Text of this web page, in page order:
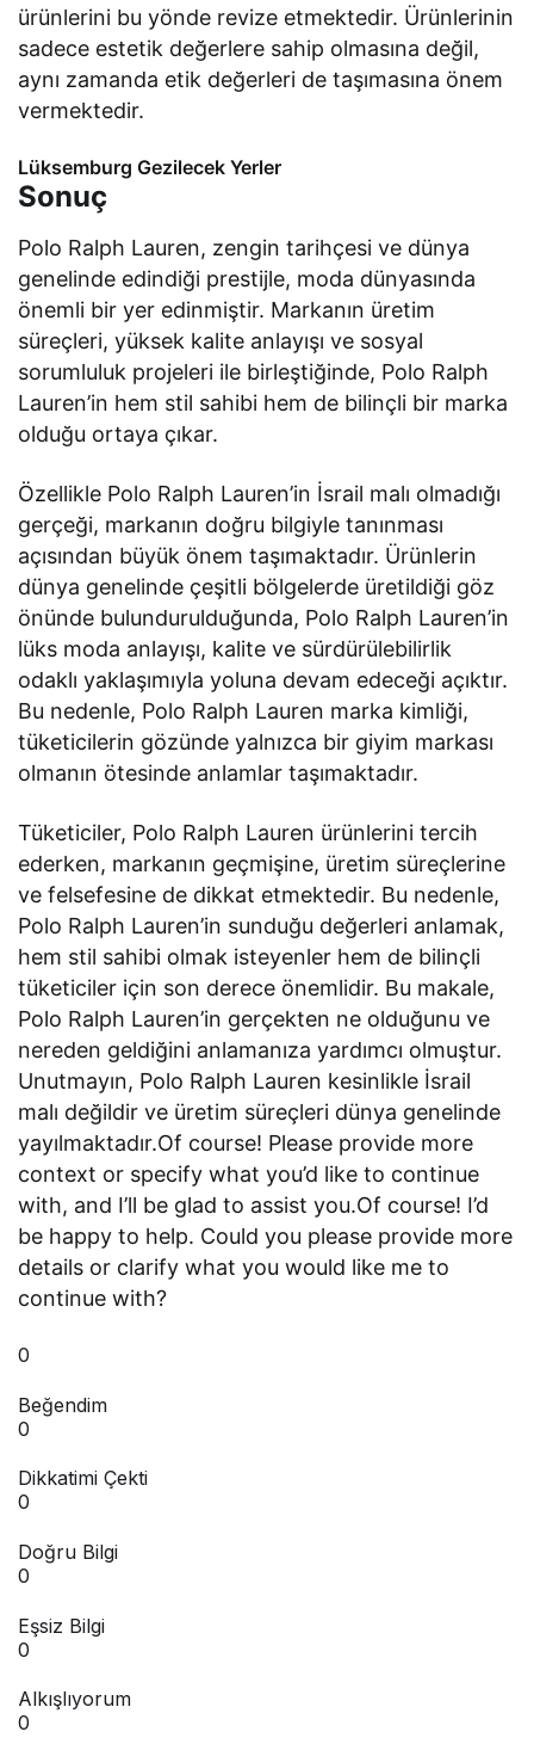
ürünlerini bu yönde revize etmektedir. Ürünlerinin
sadece estetik değerlere sahip olmasına değil,
aynı zamanda etik değerleri de taşımasına önem
vermektedir.
Lüksemburg Gezilecek Yerler
Sonuç
Polo Ralph Lauren, zengin tarihçesi ve dünya
genelinde edindiği prestijle, moda dünyasında
önemli bir yer edinmiştir. Markanın üretim
süreçleri, yüksek kalite anlayışı ve sosyal
sorumluluk projeleri ile birleştiğinde, Polo Ralph
Lauren’in hem stil sahibi hem de bilinçli bir marka
olduğu ortaya çıkar.
Özellikle Polo Ralph Lauren’in İsrail malı olmadığı
gerçeği, markanın doğru bilgiyle tanınması
açısından büyük önem taşımaktadır. Ürünlerin
dünya genelinde çeşitli bölgelerde üretildiği göz
önünde bulundurulduğunda, Polo Ralph Lauren’in
lüks moda anlayışı, kalite ve sürdürülebilirlik
odaklı yaklaşımıyla yoluna devam edeceği açıktır.
Bu nedenle, Polo Ralph Lauren marka kimliği,
tüketicilerin gözünde yalnızca bir giyim markası
olmanın ötesinde anlamlar taşımaktadır.
Tüketiciler, Polo Ralph Lauren ürünlerini tercih
ederken, markanın geçmişine, üretim süreçlerine
ve felsefesine de dikkat etmektedir. Bu nedenle,
Polo Ralph Lauren’in sunduğu değerleri anlamak,
hem stil sahibi olmak isteyenler hem de bilinçli
tüketiciler için son derece önemlidir. Bu makale,
Polo Ralph Lauren’in gerçekten ne olduğunu ve
nereden geldiğini anlamanıza yardımcı olmuştur.
Unutmayın, Polo Ralph Lauren kesinlikle İsrail
malı değildir ve üretim süreçleri dünya genelinde
yayılmaktadır.Of course! Please provide more
context or specify what you’d like to continue
with, and I’ll be glad to assist you.Of course! I’d
be happy to help. Could you please provide more
details or clarify what you would like me to
continue with?
0
Beğendim
0
Dikkatimi Çekti
0
Doğru Bilgi
0
Eşsiz Bilgi
0
Alkışlıyorum
0